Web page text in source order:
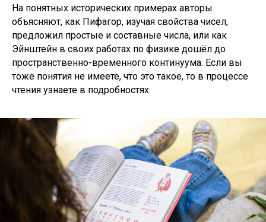
На понятных исторических примерах авторы
объясняют, как Пифагор, изучая свойства чисел,
предложил простые и составные числа, или как
Эйнштейн в своих работах по физике дошёл до
пространственно-временного континуума. Если вы
тоже понятия не имеете, что это такое, то в процессе
чтения узнаете в подробностях.